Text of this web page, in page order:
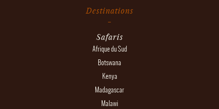
Destinations
Safaris
Afrique du Sud
Botswana
Kenya
Madagascar
Malawi